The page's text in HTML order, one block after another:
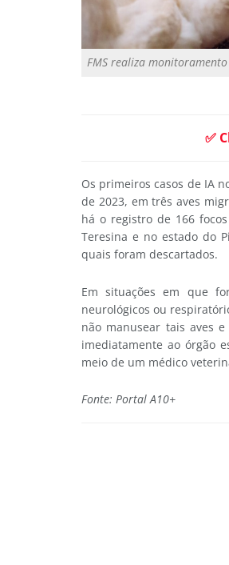
FMS realiza
✅
Os primeiros casos de IA
de 2023, em três aves
há o registro de 166
Teresina e no estado do
quais foram descartados.
Em situações em que
neurológicos ou
não manusear tais aves
imediatamente ao órgão
meio de um médico
Fonte: Portal A10+